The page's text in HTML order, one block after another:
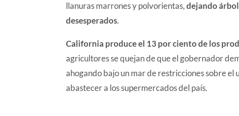
llanuras marrones y polvorientas,dejando
desesperados.
California produce el 13 por ciento de los
agricultores se quejan de que el gobernador
ahogando bajo un mar de restricciones sobre el
abastecer a los supermercados del país.